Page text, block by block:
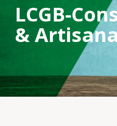
Le LCGB
Structures syndicales
Assistance au Travail
LCGB-
&